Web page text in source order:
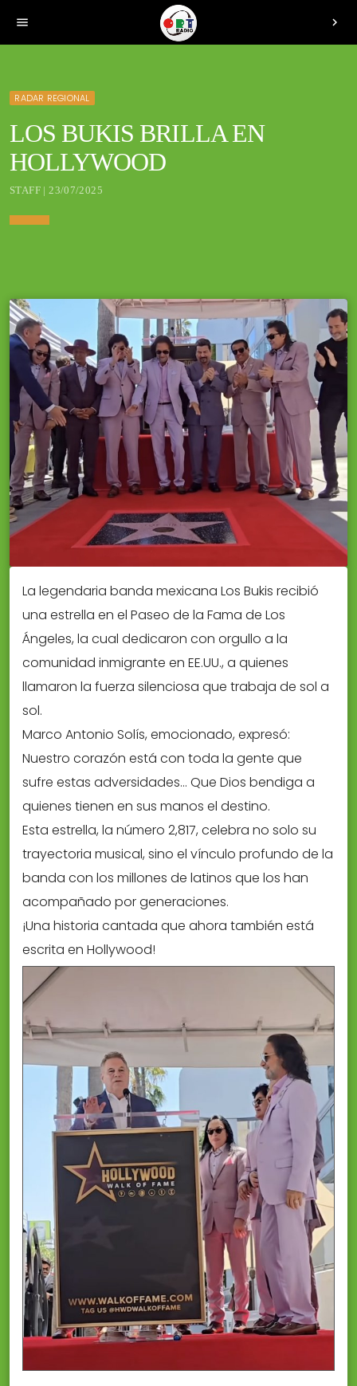
menu chevron_right
RADAR REGIONAL
LOS BUKIS BRILLA EN
HOLLYWOOD
STAFF | 23/07/2025
La legendaria banda mexicana Los Bukis recibió
una estrella en el Paseo de la Fama de Los
Ángeles, la cual dedicaron con orgullo a la
comunidad inmigrante en EE.UU., a quienes
llamaron la fuerza silenciosa que trabaja de sol a
sol.
Marco Antonio Solís, emocionado, expresó:
Nuestro corazón está con toda la gente que
sufre estas adversidades… Que Dios bendiga a
quienes tienen en sus manos el destino.
Esta estrella, la número 2,817, celebra no solo su
trayectoria musical, sino el vínculo profundo de la
banda con los millones de latinos que los han
acompañado por generaciones.
¡Una historia cantada que ahora también está
escrita en Hollywood!